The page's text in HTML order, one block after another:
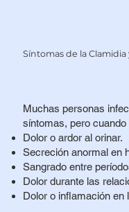
Síntomas de la
Muchas personas
síntomas, pero
Dolor o ardor al orinar.
Secreción anormal en
Sangrado entre
Dolor durante las
Dolor o inflamación en